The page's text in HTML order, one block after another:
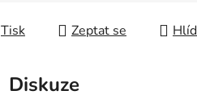
Tisk
Zeptat se
Diskuze